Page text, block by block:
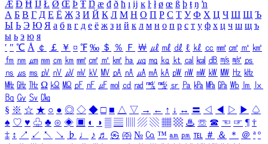
Æ Ð Ħ Ĳ Ł Ø Œ Þ Ŧ Ŋ æ đ ð ħ ı ĳ ĸ ŀ ł ø œ ß þ ŧ ŋ ŉ
А Б В Г Д Е Ё Ж З И Й К Л М Н О П Р С Т У Ф Х Ц Ч Ш Щ Ъ
Ы Ь Э Ю Я а б в г д е ё ж з и й к л м н о п р с т у ф х ц ч ш щ ъ
ы ь э ю я
′ ″ ℃ Å ￠ ￡ ￥ ¤ ℉ ‰ ＄ ％ Ｆ ￦ ㎕ ㎖ ㎗ ℓ ㎘ ㏄ ㎣ ㎤ ㎥ ㎦
㎙ ㎚ ㎛ ㎜ ㎝ ㎞ ㎟ ㎠ ㎡ ㎢ ㏊ ㎍ ㎎ ㎏ ㏏ ㎈ ㎉ ㏈ ㎧ ㎨ ㎰
㎱ ㎲ ㎳ ㎴ ㎵ ㎶ ㎷ ㎸ ㎹ ㎀ ㎁ ㎂ ㎃ ㎄ ㎺ ㎻ ㎽ ㎾ ㎿ ㎐ ㎑
㎒ ㎓ ㎔ Ω ㏀ ㏁ ㎊ ㎋ ㎌ ㏖ ㏅ ㎭ ㎮ ㎯ ㏛ ㎩ ㎪ ㎫ ㎬ ㏝ ㏐
㏓
㏃ ㏉ ㏜ ㏆
§ ※ ☆ ★ ○ ● ◎ ◇ ◆ □ ■ △ ▽ → ← ↑ ↓ ↔ 〓 ◁ ◀ ▷ ▶ ♤
♠ ♡ ♥ ♧ ♣ ⊙ ◈ ▣ ◐ ◑ ▒ ▤ ▨ ▧ ▦ ▩ ♨ ☏ ☎ ☜ ☞ ¶ †
‡ ↕ ↗ ↙ ↖ ↘ ♭ ♩ ♪ ♬ ㉿ ㈜ № ㏇ ™ ㏂ ㏘ ℡ ＃ ＆ ＊ ＠ ª º